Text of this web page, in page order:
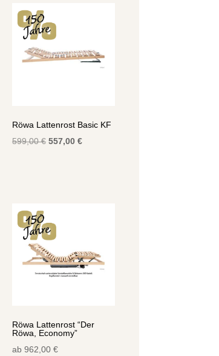
Röwa Lattenrost Basic KF
599,00€ Ursprünglicher
557,00 €Aktueller
Röwa Lattenrost “Der
Röwa, Economy”
ab 962,00 €